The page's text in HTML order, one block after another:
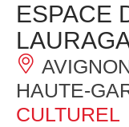
ESPACE
HAUTE-
CULTUREL